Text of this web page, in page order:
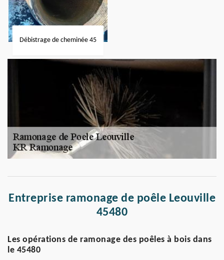
Débistrage de cheminée 45
Entreprise ramonage de poêle Leouville
45480
Les opérations de ramonage des poêles à bois dans
le 45480